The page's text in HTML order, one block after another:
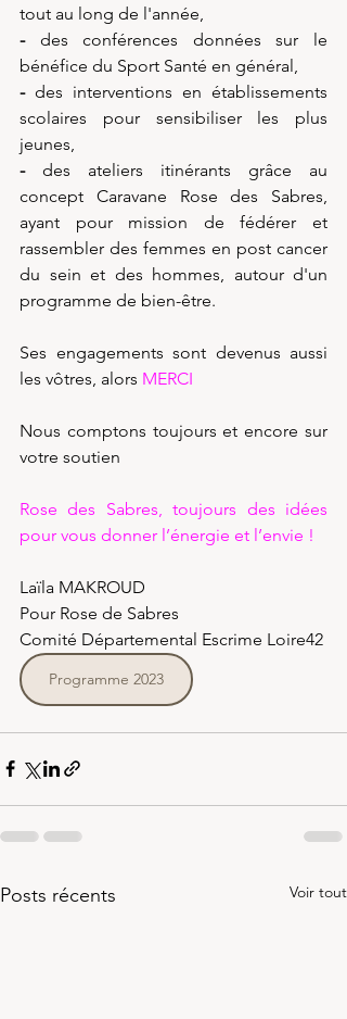
tout au long de l'année,
- des conférences données sur le
bénéfice du Sport Santé en général,
- des interventions en établissements
scolaires pour sensibiliser les plus
jeunes,
- des ateliers itinérants grâce au
concept Caravane Rose des Sabres,
ayant pour mission de fédérer et
rassembler des femmes en post cancer
du sein et des hommes, autour d'un
programme de bien-être.
Ses engagements sont devenus aussi
les vôtres, alors MERCI
Nous comptons toujours et encore sur
votre soutien
Rose des Sabres, toujours des idées
pour vous donner l’énergie et l’envie !
Laïla MAKROUD
Pour Rose de Sabres
Comité Départemental Escrime Loire42
Programme 2023
Posts récents Voir tout